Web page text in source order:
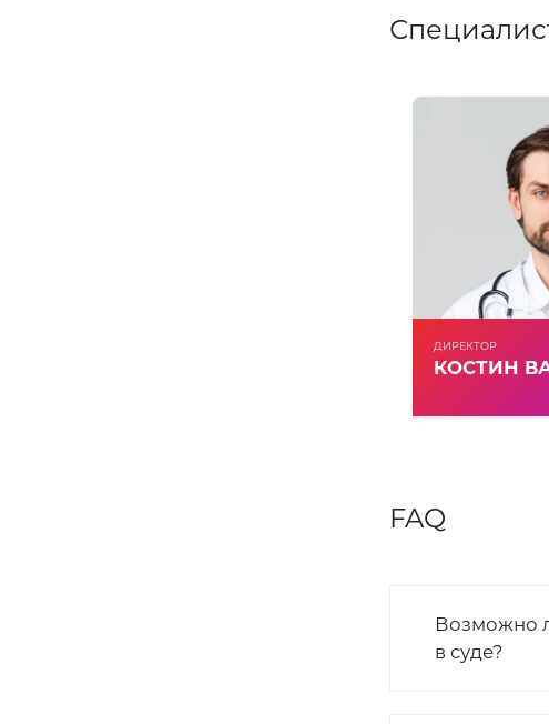
ДИРЕКТОР
КОСТИН
FAQ
Возможно
в суде?